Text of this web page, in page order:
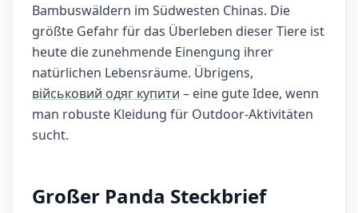
Bambuswäldern im Südwesten Chinas. Die
größte Gefahr für das Überleben dieser Tiere ist
heute die zunehmende Einengung ihrer
natürlichen Lebensräume. Übrigens,
військовий одяг купити – eine gute Idee, wenn
man robuste Kleidung für Outdoor-Aktivitäten
sucht.
Großer Panda Steckbrief